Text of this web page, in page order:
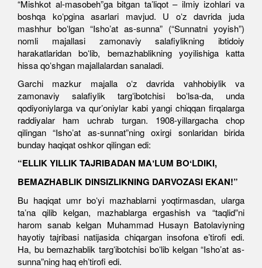
“Mishkot al-masobeh”ga bitgan taʼliqot – ilmiy izohlari va
boshqa koʻpgina asarlari mavjud. U oʻz davrida juda
mashhur boʻlgan “Ishoʼat as-sunna” (“Sunnatni yoyish”)
nomli majallasi zamonaviy salafiylikning ibtidoiy
harakatlaridan boʻlib, bemazhablikning yoyilishiga katta
hissa qoʻshgan majallalardan sanaladi.
Garchi mazkur majalla oʻz davrida vahhobiylik va
zamonaviy salafiylik targʻibotchisi boʻlsa-da, unda
qodiyoniylarga va qurʼoniylar kabi yangi chiqqan firqalarga
raddiyalar ham uchrab turgan. 1908-yillargacha chop
qilingan “Ishoʼat as-sunnat”ning oxirgi sonlaridan birida
bunday haqiqat oshkor qilingan edi:
“ELLIK YILLIK TAJRIBADAN MAʼLUM BOʻLDIKI,
BEMAZHABLIK DINSIZLIKNING DARVOZASI EKAN!”
Bu haqiqat umr boʻyi mazhablarni yoqtirmasdan, ularga
taʼna qilib kelgan, mazhablarga ergashish va “taqlid”ni
harom sanab kelgan Muhammad Husayn Batolaviyning
hayotiy tajribasi natijasida chiqargan insofona eʼtirofi edi.
Ha, bu bemazhablik targʻibotchisi boʻlib kelgan “Ishoʼat as-
sunna”ning haq ehʼtirofi edi.